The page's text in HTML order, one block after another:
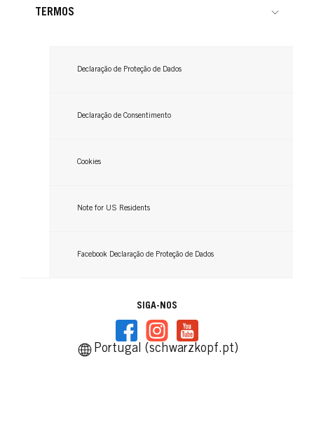
Condicionador
...
GLISS
TERMOS
Declaração de Proteção de Dados
Declaração de Consentimento
Cookies
Note for US Residents
Facebook Declaração de Proteção de Dados
SIGA-NOS
Portugal (schwarzkopf.pt)